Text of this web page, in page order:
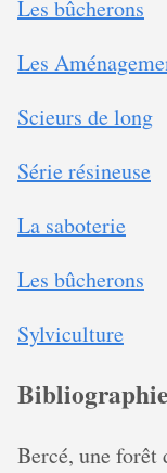
Les bûcherons
Les
Scieurs de long
Série résineuse
La saboterie
Les bûcherons
Sylviculture
Bercé, une forêt